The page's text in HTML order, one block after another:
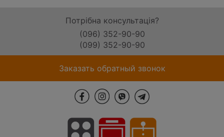
Потрібна консультація?
(096) 352-90-90
(099) 352-90-90
Заказать обратный звонок